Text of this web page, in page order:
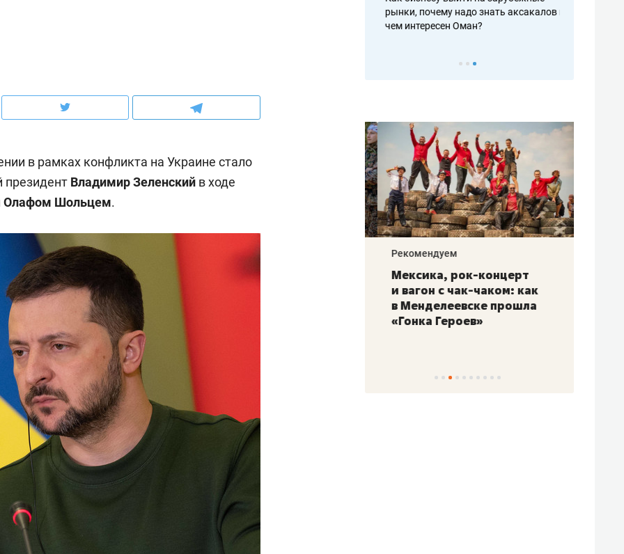
в рамках конфликта на Украине стало
президент Владимир Зеленский в ходе
Олафом Шольцем.
рынки, почему надо знать аксакалов и
чем интересен Оман?
до квартиры и Face
ключа: какой будет
в ЖК «Нова»
Опыт выживания в дикой
Рекомендуем
Мексика, рок-концерт
и вагон с чак-чаком: как
в Менделеевске прошла
«Гонка Героев»